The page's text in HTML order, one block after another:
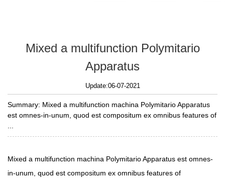
Mixed a multifunction Polymitario
Apparatus
Update:06-07-2021
Summary: Mixed a multifunction machina Polymitario Apparatus
est omnes-in-unum, quod est compositum ex omnibus features of
...
Mixed a multifunction machina Polymitario Apparatus est omnes-
in-unum, quod est compositum ex omnibus features of